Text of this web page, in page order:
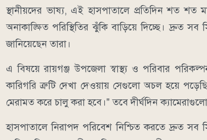
স্থানীয়দের ভাষ্য, এই হাসপাতালে প্রতিদিন শত শত
অনাকাঙ্ক্ষিত পরিস্থিতির ঝুঁকি বাড়িয়ে দিচ্ছে। দ্রুত
জানিয়েছেন তারা।
এ বিষয়ে রায়গঞ্জ উপজেলা স্বাস্থ্য ও পরিবার
কারিগরি ত্রুটি দেখা দেওয়ায় সেগুলো অচল হয়ে
মেরামত করে চালু করা হবে।" তবে দীর্ঘদিন
হাসপাতালে নিরাপদ পরিবেশ নিশ্চিত করতে দ্রুত সব